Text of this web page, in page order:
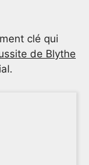
clé qui
de Blythe